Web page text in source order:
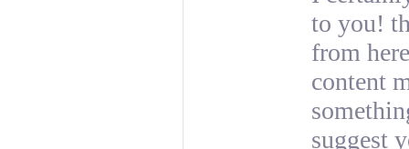
to you!
from
content
suggest